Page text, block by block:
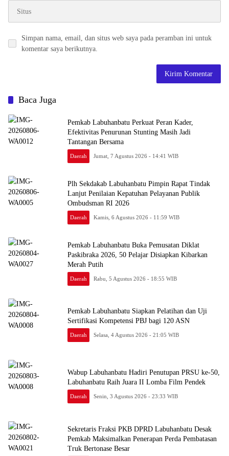
Simpan nama, email, dan situs web saya pada peramban ini untuk
komentar saya berikutnya.
Baca Juga
Pemkab Labuhanbatu Perkuat Peran Kader,
Efektivitas Penurunan Stunting Masih Jadi
Tantangan Bersama
Daerah Jumat, 7 Agustus 2026 - 14:41 WIB
Plh Sekdakab Labuhanbatu Pimpin Rapat Tindak
Lanjut Penilaian Kepatuhan Pelayanan Publik
Ombudsman RI 2026
Daerah Kamis, 6 Agustus 2026 - 11:59 WIB
Pemkab Labuhanbatu Buka Pemusatan Diklat
Paskibraka 2026, 50 Pelajar Disiapkan Kibarkan
Merah Putih
Daerah Rabu, 5 Agustus 2026 - 18:55 WIB
Pemkab Labuhanbatu Siapkan Pelatihan dan Uji
Sertifikasi Kompetensi PBJ bagi 120 ASN
Daerah Selasa, 4 Agustus 2026 - 21:05 WIB
Wabup Labuhanbatu Hadiri Penutupan PRSU ke-50,
Labuhanbatu Raih Juara II Lomba Film Pendek
Daerah Senin, 3 Agustus 2026 - 23:33 WIB
Sekretaris Fraksi PKB DPRD Labuhanbatu Desak
Pemkab Maksimalkan Penerapan Perda Pembatasan
Truk Bertonase Besar